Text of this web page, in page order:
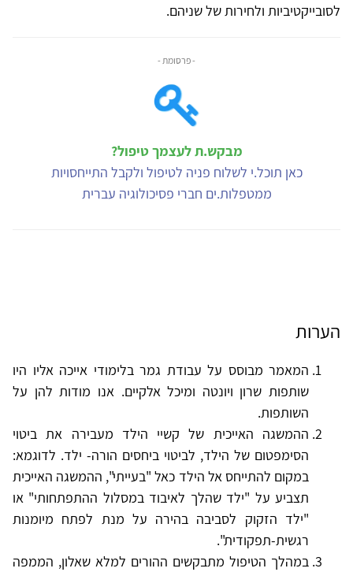
לסובייקטיביות ולחירות של שניהם.
- פרסומת -
מבקש.ת לעצמך טיפול?
כאן תוכל.י לשלוח פניה לטיפול ולקבל התייחסויות
ממטפלות.ים חברי פסיכולוגיה עברית
הערות
המאמר מבוסס על עבודת גמר בלימודי אייכה אליו היו
שותפות שרון ויונטה ומיכל אלקיים. אנו מודות להן על
השותפות.
ההמשגה האייכית של קשיי הילד מעבירה את ביטוי
הסימפטום של הילד, לביטוי ביחסים הורה- ילד. לדוגמא:
במקום להתייחס אל הילד כאל "בעייתי", ההמשגה האייכית
תצביע על "ילד שהלך לאיבוד במסלול ההתפתחותי" או
"ילד הזקוק לסביבה בהירה על מנת לפתח מיומנות
רגשית-תפקודית".
במהלך הטיפול מתבקשים ההורים למלא שאלון, הממפה